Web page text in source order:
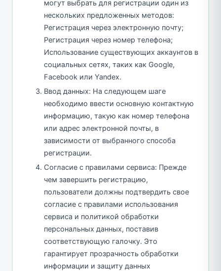
могут выбрать для регистрации один из
нескольких предложенных методов:
Регистрация через электронную почту;
Регистрация через номер телефона;
Использование существующих аккаунтов в
социальных сетях, таких как Google,
Facebook или Yandex.
Ввод данных: На следующем шаге
необходимо ввести основную контактную
информацию, такую как номер телефона
или адрес электронной почты, в
зависимости от выбранного способа
регистрации.
Согласие с правилами сервиса: Прежде
чем завершить регистрацию,
пользователи должны подтвердить свое
согласие с правилами использования
сервиса и политикой обработки
персональных данных, поставив
соответствующую галочку. Это
гарантирует прозрачность обработки
информации и защиту данных